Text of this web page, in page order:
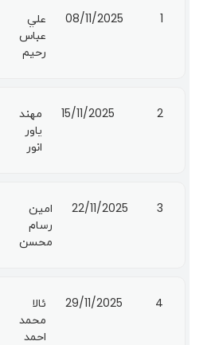
1
08/11/2025
علي
عباس
رحيم
2
15/11/2025
مهند
ياور
انور
3
22/11/2025
امين
رسام
محسن
4
29/11/2025
ئالا
محمد
احمد